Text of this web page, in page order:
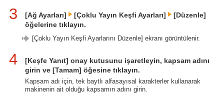
3 [Ağ Ayarları] [Çoklu Yayın Keşfi Ayarları]
[Düzenle]
öğelerine tıklayın.
[Çoklu Yayın Keşfi Ayarlarını Düzenle] ekranı görüntülenir.
4
[Keşfe Yanıt] onay kutusunu işaretleyin, kapsam adını
girin ve [Tamam] öğesine tıklayın.
Kapsam adı için, tek baytlı alfasayısal karakterler kullanarak
makinenin ait olduğu kapsamın adını girin.